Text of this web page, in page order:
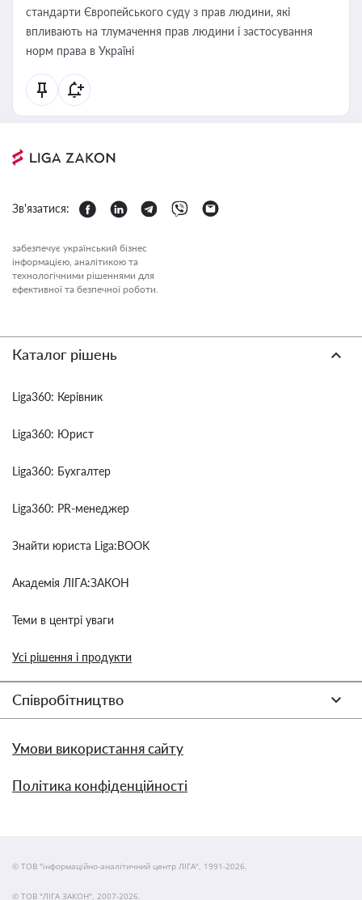
стандарти Європейського суду з прав людини, які
впливають на тлумачення прав людини і застосування
норм права в Україні
Зв'язатися:
забезпечує український бізнес
інформацією, аналітикою та
технологічними рішеннями для
ефективної та безпечної роботи.
Каталог рішень
Liga360: Керівник
Liga360: Юрист
Liga360: Бухгалтер
Liga360: PR-менеджер
Знайти юриста Liga:BOOK
Академія ЛІГА:ЗАКОН
Теми в центрі уваги
Усі рішення і продукти
Співробітництво
Умови використання сайту
Політика конфіденційності
© ТОВ "інформаційно-аналітичний центр ЛІГА", 1991-2026.
© ТОВ "ЛІГА ЗАКОН", 2007-2026.